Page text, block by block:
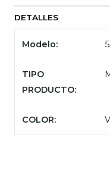
DETALLES
Modelo:
TIPO
PRODUCTO:
COLOR: